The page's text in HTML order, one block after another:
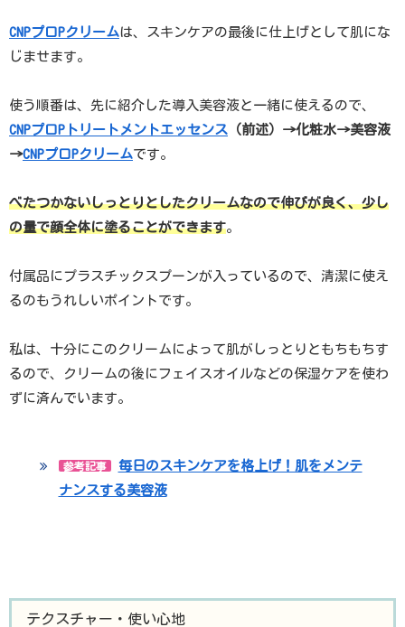
CNPプロPクリームは、スキンケアの最後に仕上げとして肌にな
じませます。
使う順番は、先に紹介した導入美容液と一緒に使えるので、
CNPプロPトリートメントエッセンス （前述） →化粧水→美容液
→CNPプロPクリームです。
べたつかないしっとりとしたクリームなので伸びが良く、少し
の量で顔全体に塗ることができます。
付属品にプラスチックスプーンが入っているので、清潔に使え
るのもうれしいポイントです。
私は、十分にこのクリームによって肌がしっとりともちもちす
るので、クリームの後にフェイスオイルなどの保湿ケアを使わ
ずに済んでいます。
参考記事
毎日のスキンケアを格上げ！肌をメンテ
ナンスする美容液
テクスチャー・使い心地